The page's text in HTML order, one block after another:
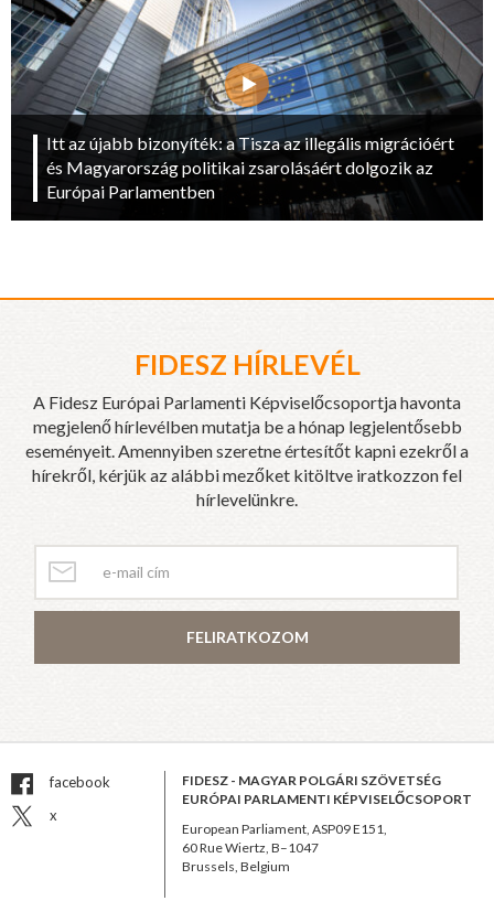
Itt az újabb bizonyíték: a Tisza az illegális migrációért
és Magyarország politikai zsarolásáért dolgozik az
Európai Parlamentben
FIDESZ HÍRLEVÉL
A Fidesz Európai Parlamenti Képviselőcsoportja havonta
megjelenő hírlevélben mutatja be a hónap legjelentősebb
eseményeit. Amennyiben szeretne értesítőt kapni ezekről a
hírekről, kérjük az alábbi mezőket kitöltve iratkozzon fel
hírlevelünkre.
FELIRATKOZOM
facebook
x
FIDESZ - MAGYAR POLGÁRI SZÖVETSÉG
EURÓPAI PARLAMENTI KÉPVISELŐCSOPORT
European Parliament, ASP09 E151,
60 Rue Wiertz, B–1047
Brussels, Belgium